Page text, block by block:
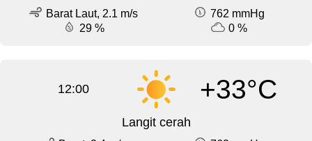
Barat Laut, 2.1 m/s
762 mmHg
29 %
0 %
12:00 +33°C
Langit cerah